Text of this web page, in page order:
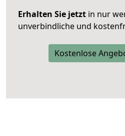
Erhalten Sie jetzt in nur
unverbindliche und
Kostenlose